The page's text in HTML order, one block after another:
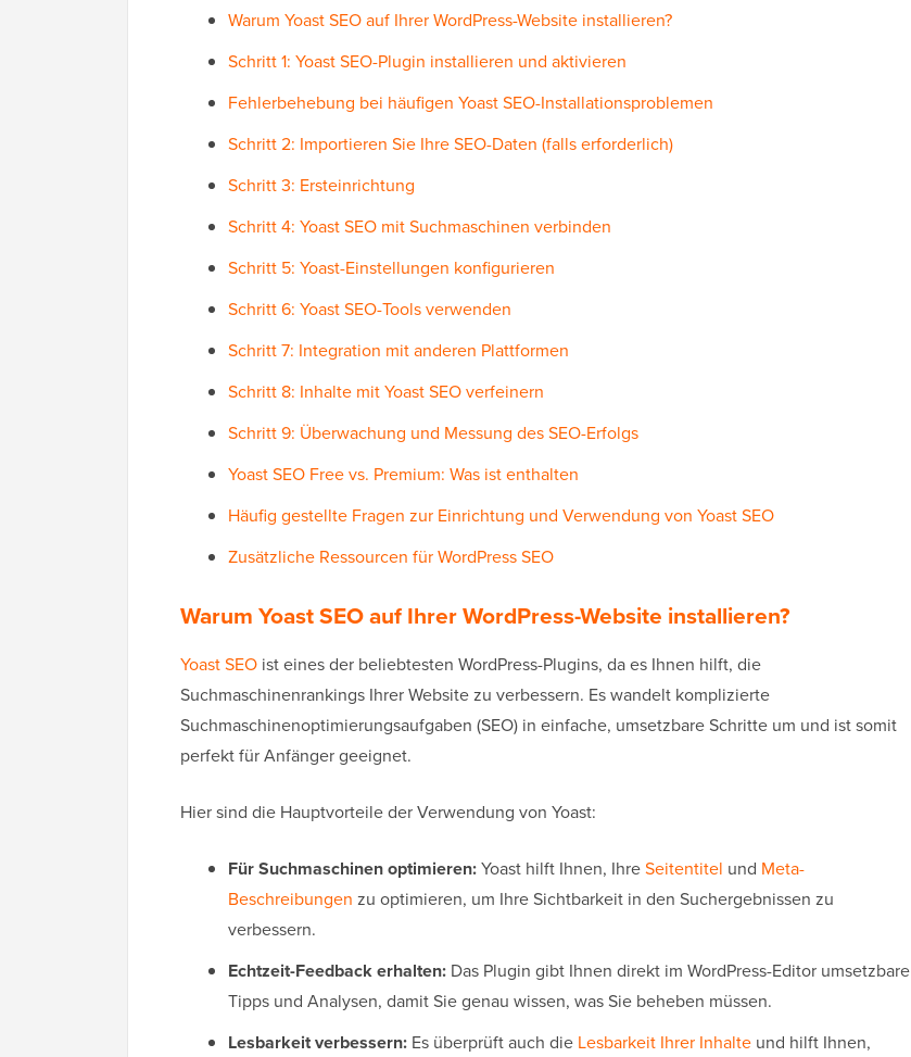
Warum Yoast SEO auf Ihrer WordPress-Website installieren?
Schritt 1: Yoast SEO-Plugin installieren und aktivieren
Fehlerbehebung bei häufigen Yoast SEO-Installationsproblemen
Schritt 2: Importieren Sie Ihre SEO-Daten (falls erforderlich)
Schritt 3: Ersteinrichtung
Schritt 4: Yoast SEO mit Suchmaschinen verbinden
Schritt 5: Yoast-Einstellungen konfigurieren
Schritt 6: Yoast SEO-Tools verwenden
Schritt 7: Integration mit anderen Plattformen
Schritt 8: Inhalte mit Yoast SEO verfeinern
Schritt 9: Überwachung und Messung des SEO-Erfolgs
Yoast SEO Free vs. Premium: Was ist enthalten
Häufig gestellte Fragen zur Einrichtung und Verwendung von Yoast SEO
Zusätzliche Ressourcen für WordPress SEO
Warum Yoast SEO auf Ihrer WordPress-Website installieren?
Yoast SEO ist eines der beliebtesten WordPress-Plugins, da es Ihnen hilft, die
Suchmaschinenrankings Ihrer Website zu verbessern. Es wandelt komplizierte
Suchmaschinenoptimierungsaufgaben (SEO) in einfache, umsetzbare Schritte um und ist somit
perfekt für Anfänger geeignet.
Hier sind die Hauptvorteile der Verwendung von Yoast:
Für Suchmaschinen optimieren:Yoast hilft Ihnen, IhreSeitentitel und Meta-
Beschreibungen zu optimieren, um Ihre Sichtbarkeit in den Suchergebnissen zu
verbessern.
Echtzeit-Feedback erhalten: Das Plugin gibt Ihnen direkt im WordPress-Editor umsetzbare
Tipps und Analysen, damit Sie genau wissen, was Sie beheben müssen.
Lesbarkeit verbessern: Es überprüft auch die Lesbarkeit Ihrer Inhalte und hilft Ihnen,